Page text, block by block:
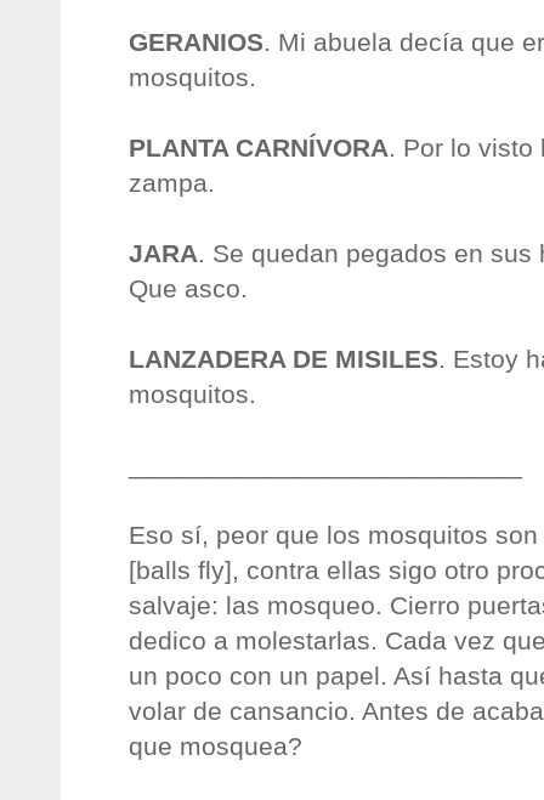
GERANIOS. Mi abuela decía que
mosquitos.
PLANTA CARNÍVORA. Por lo visto
zampa.
JARA. Se quedan pegados en
Que asco.
LANZADERA DE MISILES. Estoy
mosquitos.
Eso sí, peor que los mosquitos
[balls fly], contra ellas sigo otro
salvaje: las mosqueo. Cierro
dedico a molestarlas. Cada vez
un poco con un papel. Así hasta
volar de cansancio. Antes de
que mosquea?